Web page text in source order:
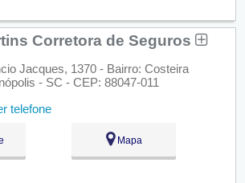
Corretora de Seguros
Jacques, 1370 - Bairro: Costeira
- SC - CEP: 88047-011
telefone
Mapa